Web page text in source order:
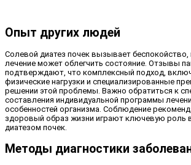
Опыт других людей
Солевой диатез почек вызывает беспокойство,
лечение может облегчить состояние. Отзывы
подтверждают, что комплексный подход,
физические нагрузки и специализированные
решении этой проблемы. Важно обратиться к
составления индивидуальной программы
особенностей организма. Соблюдение
здоровый образ жизни играют ключевую роль
диатезом почек.
Методы диагностики